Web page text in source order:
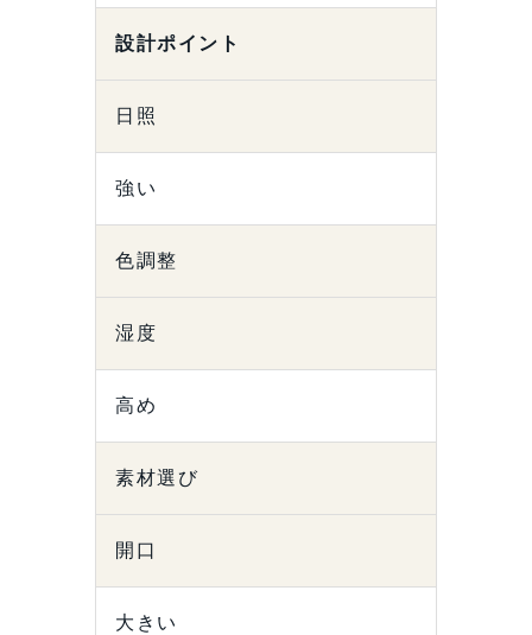
設計ポイント
日照
強い
色調整
湿度
高め
素材選び
開口
大きい